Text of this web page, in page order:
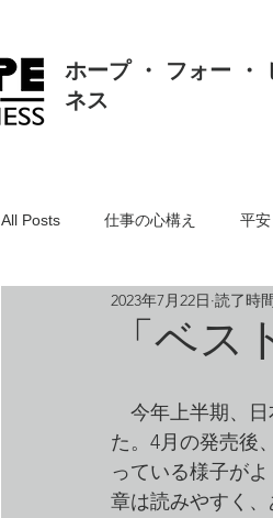
ホープ ・ フォー ・
ネス
All Posts 仕事の心構え 平
真理・価値・知恵・真実
組織・人事・労務 人の悪
「ベス
2023年7月22日 読了時
今年上半期、日
た。4月の発売後
っている様子が
章は読みやすく